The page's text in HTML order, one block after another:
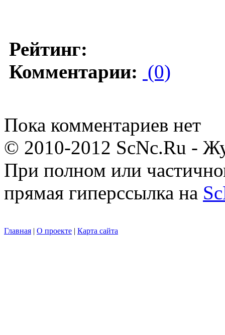
Рейтинг:
Комментарии: (0)
Пока комментариев нет
© 2010-2012 ScNc.Ru -
При полном или
прямая гиперссылка на
Главная | О проекте | Карта сайта